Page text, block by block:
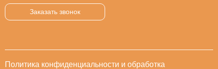
Заказать звонок
Политика конфиденциальности и обработка